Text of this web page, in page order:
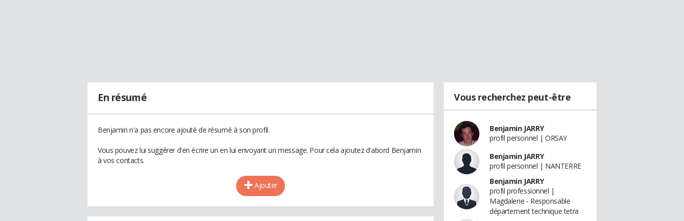
En résumé
Benjamin n'a pas encore ajouté de résumé à son profil.
Vous pouvez lui suggérer d'en écrire un en lui envoyant un message. Pour cela ajoutez d'abord Benjamin
à vos contacts.
Ajouter
Vous recherchez peut-être
Benjamin JARRY
profil personnel | ORSAY
Benjamin JARRY
profil personnel | NANTERRE
Benjamin JARRY
profil professionnel |
Magdalene - Responsable
département technique tetra